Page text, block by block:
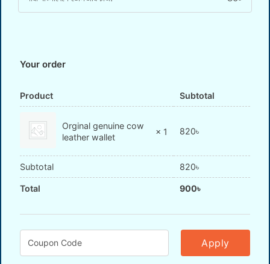
Your order
Product Subtotal
Orginal genuine cow
leather wallet
× 1 820৳
Subtotal 820৳
Total 900৳
Apply